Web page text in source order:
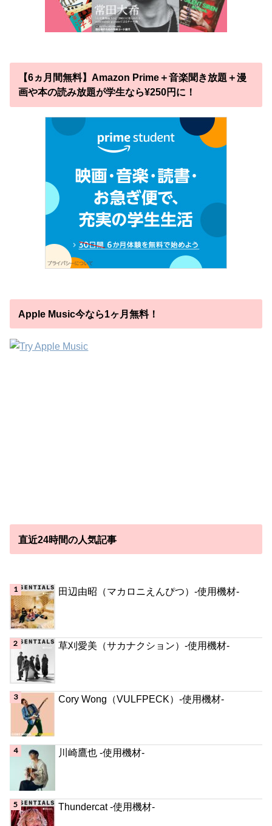
【6ヵ月間無料】Amazon Prime＋音楽聞き放題＋漫
画や本の読み放題が学生なら¥250円に！
Apple Music今なら1ヶ月無料！
直近24時間の人気記事
田辺由昭（マカロニえんぴつ）-使用機材-
草刈愛美（サカナクション）-使用機材-
Cory Wong（VULFPECK）-使用機材-
川崎鷹也 -使用機材-
Thundercat -使用機材-